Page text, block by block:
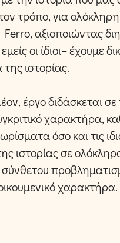
τρόπο, για
αξιοποιώντας
οι ίδιοι– έχουμε
ιστορίας.
έργο διδάσκεται σε
χαρακτήρα,
όσο και τις
ιστορίας σε
σύνθετου
χαρακτήρα.